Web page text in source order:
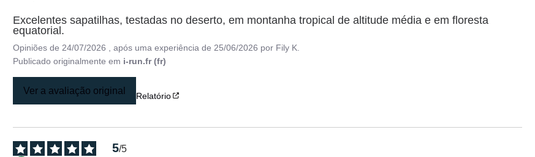
Excelentes sapatilhas, testadas no deserto, em montanha tropical de altitude média e em floresta
equatorial.
Opiniões de 24/07/2026 , após uma experiência de 25/06/2026 por Fily K.
Publicado originalmente em i-run.fr (fr)
Ver a avaliação original Relatório
5/5